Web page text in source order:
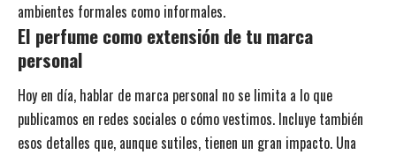
ambientes formales como informales.
El perfume como extensión de tu marca
personal
Hoy en día, hablar de marca personal no se limita a lo que
publicamos en redes sociales o cómo vestimos. Incluye también
esos detalles que, aunque sutiles, tienen un gran impacto. Una